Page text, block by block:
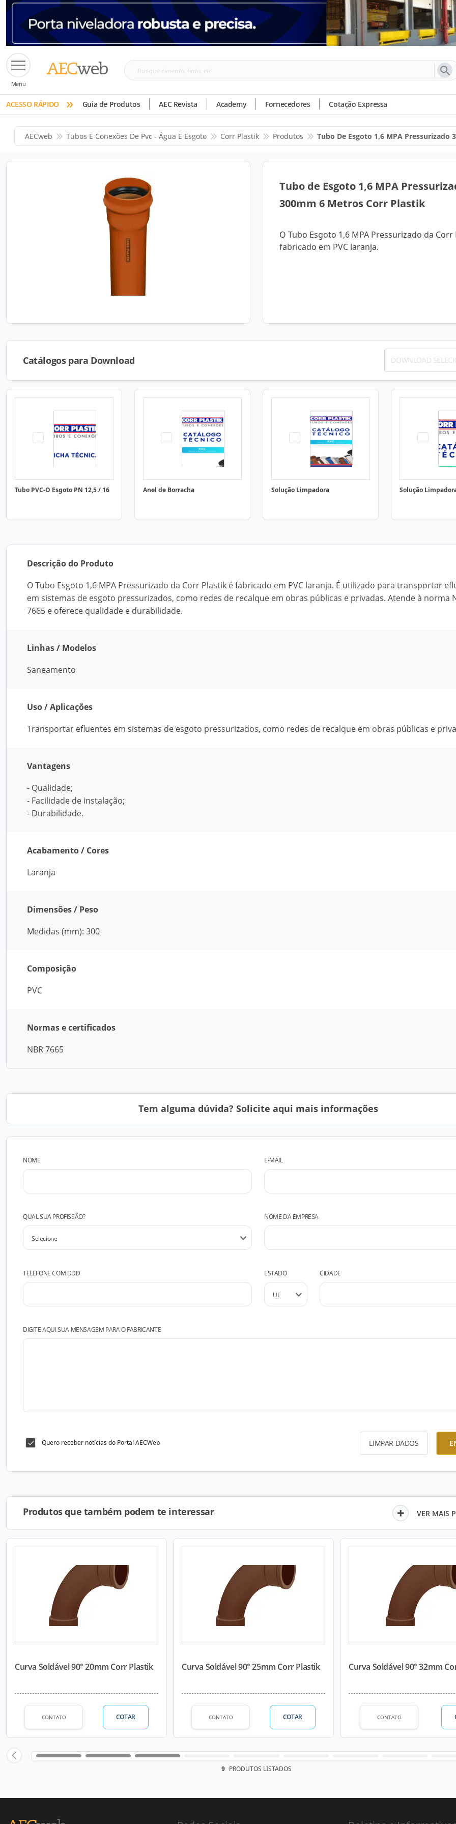
Menu
Busque
tinta,
etc
ACESSO RÁPIDO » Guia de Produtos AEC Revista Academy Fornecedores Cotação Expressa
AECweb Tubos E Conexões De Pvc - Água E Esgoto Corr Plastik Produtos Tubo De Esgoto 1,6 MPA
Tubo de Esgoto 1,6 MPA
300mm 6 Metros Corr Plastik
O Tubo Esgoto 1,6 MPA Pressurizado da Corr
fabricado em PVC laranja.
Catálogos para Download DOWNLOAD
Tubo PVC-O Esgoto PN 12,5 / 16 Anel de Borracha Solução Limpadora Solução
Descrição do Produto
O Tubo Esgoto 1,6 MPA Pressurizado da Corr Plastik é fabricado em PVC laranja. É utilizado para transportar
em sistemas de esgoto pressurizados, como redes de recalque em obras públicas e privadas. Atende à norma
7665 e oferece qualidade e durabilidade.
Linhas / Modelos
Saneamento
Uso / Aplicações
Transportar efluentes em sistemas de esgoto pressurizados, como redes de recalque em obras públicas e
Vantagens
- Qualidade;
- Facilidade de instalação;
- Durabilidade.
Acabamento / Cores
Laranja
Dimensões / Peso
Medidas (mm): 300
Composição
PVC
Normas e certificados
NBR 7665
Tem alguma dúvida? Solicite aqui mais informações
NOME E-MAIL
QUAL SUA PROFISSÃO? NOME DA EMPRESA
TELEFONE COM DDD ESTADO CIDADE
DIGITE AQUI SUA MENSAGEM PARA O FABRICANTE
Quero receber notícias do Portal AECWeb LIMPAR DADOS
Produtos que também podem te interessar VER MAIS
Curva Soldável 90° 20mm Corr Plastik
CONTATO COTAR
Curva Soldável 90° 25mm Corr Plastik
CONTATO COTAR
Curva Soldável 90° 32mm
CONTATO
9 PRODUTOS LISTADOS